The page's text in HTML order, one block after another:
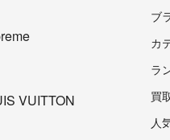
VUITTON
ブ
カ
ラ
買
人